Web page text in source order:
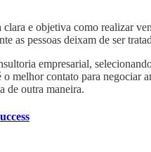
e objetiva como realizar
as pessoas deixam de ser
empresarial,
o melhor contato para negociar
de outra maneira.